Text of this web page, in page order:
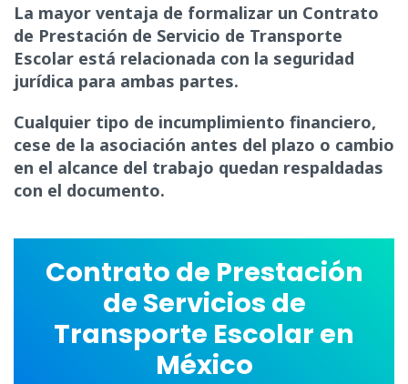
La mayor ventaja de formalizar un Contrato
de Prestación de Servicio de Transporte
Escolar está relacionada con la seguridad
jurídica para ambas partes.
Cualquier tipo de incumplimiento financiero,
cese de la asociación antes del plazo o cambio
en el alcance del trabajo quedan respaldadas
con el documento.
Contrato de Prestación
de Servicios de
Transporte Escolar en
México